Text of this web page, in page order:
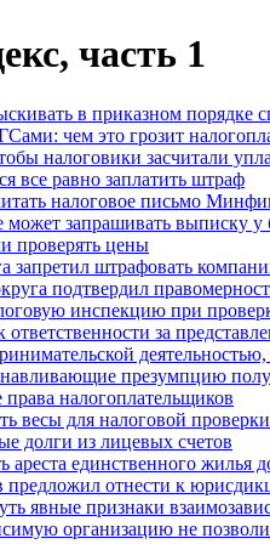
часть 1
в приказном порядке
чем это грозит
налоговики засчитали
все равно заплатить штраф
налоговое письмо
запрашивать выписку у
проверять цены
запретил штрафовать
подтвердил
инспекцию при
за
презумпцию
налогоплательщиков
весы для налоговой проверки
долги из лицевых счетов
единственного жилья
отнести к
явные признаки
организацию не